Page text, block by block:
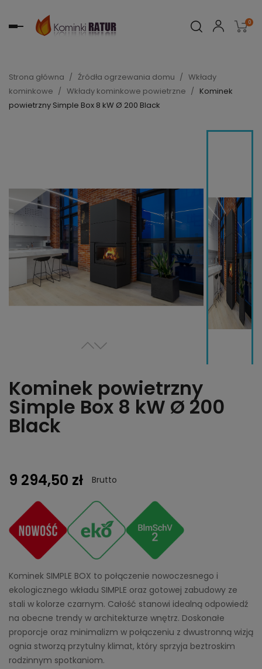
Toggle 0
Strona główna Źródła ogrzewania domu
Wkłady
kominkowe
Wkłady kominkowe powietrzne
Kominek
powietrzny Simple Box 8 kW Ø 200 Black
Kominek powietrzny
Simple Box 8 kW Ø 200
Black
9 294,50 zł Brutto
Kominek SIMPLE BOX to połączenie nowoczesnego i
ekologicznego wkładu SIMPLE oraz gotowej zabudowy ze
stali w kolorze czarnym. Całość stanowi idealną odpowiedź
na obecne trendy w architekturze wnętrz. Doskonałe
proporcje oraz minimalizm w połączeniu z dwustronną wizją
ognia stworzą przytulny klimat, który sprzyja beztroskim
rodzinnym spotkaniom.